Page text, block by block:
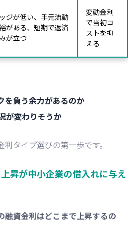
ジが低い、手元流動
がある、短期で返済
が立つ
変動金利
で当初コ
ストを抑
える
を負う余力があるのか
が変わりそうか
タイプ選びの第一歩です。
昇が中小企業の借入れに与え
融資金利はどこまで上昇するの